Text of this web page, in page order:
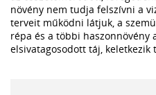
növény nem tudja felszívni a
terveit működni látjuk, a
répa és a többi haszonnövény
elsivatagosodott táj, keletkezik